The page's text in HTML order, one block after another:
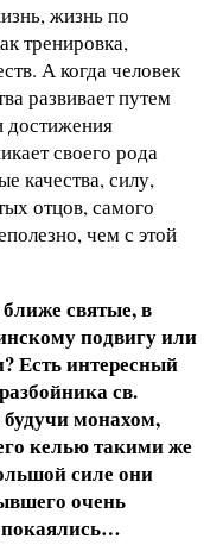
жизнь по
тренировка,
А когда человек
развивает путем
достижения
своего рода
качества, силу,
отцов, самого
чем с этой
святые, в
подвигу или
Есть интересный
св.
монахом,
келью такими же
силе они
очень
покаялись…